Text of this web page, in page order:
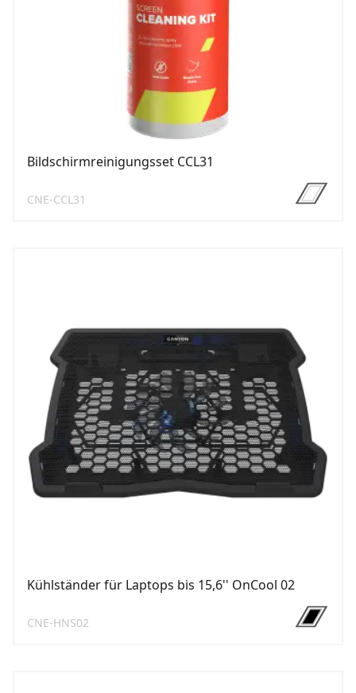
Bildschirmreinigungsset CCL31
CNE-CCL31
Kühlständer für Laptops bis 15,6'' OnCool 02
CNE-HNS02